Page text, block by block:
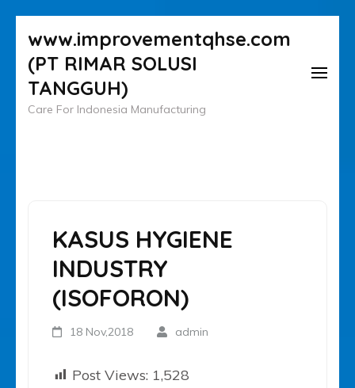
ke
konten
(Tekan
Enter)
www.improvementqhse.com
(PT RIMAR SOLUSI
TANGGUH)
Care For Indonesia Manufacturing
KASUS HYGIENE
INDUSTRY
(ISOFORON)
18 Nov,2018 admin
Post Views: 1,528